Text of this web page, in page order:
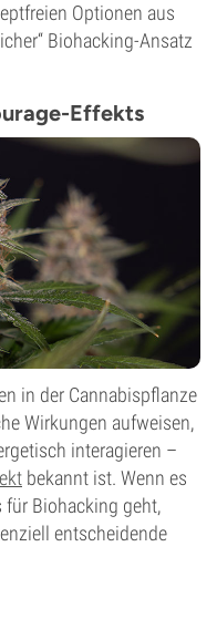
Optionen aus
Biohacking-Ansatz
Effekts
in der Cannabispflanze
Wirkungen aufweisen,
interagieren –
bekannt ist. Wenn es
für Biohacking geht,
entscheidende